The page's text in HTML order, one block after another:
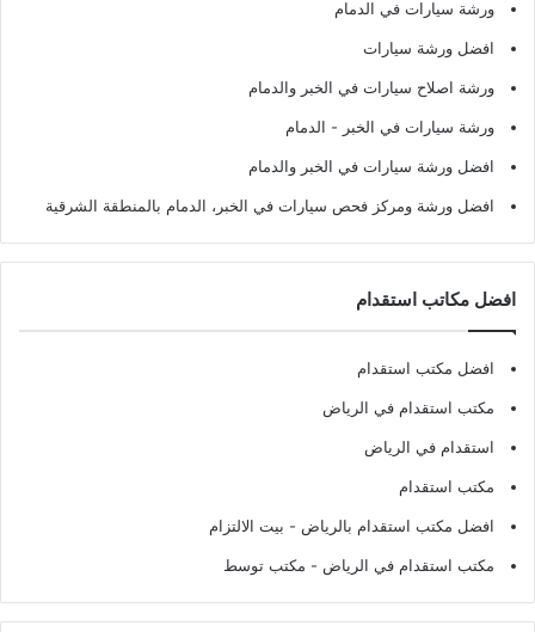
ورشة سيارات في الدمام
افضل ورشة سيارات
ورشة اصلاح سيارات في الخبر والدمام
ورشة سيارات في الخبر - الدمام
افضل ورشة سيارات في الخبر والدمام
افضل ورشة ومركز فحص سيارات في الخبر، الدمام بالمنطقة الشرقية
افضل مكاتب استقدام
افضل مكتب استقدام
مكتب استقدام في الرياض
استقدام في الرياض
مكتب استقدام
افضل مكتب استقدام بالرياض - بيت الالتزام
مكتب استقدام في الرياض - مكتب توسط